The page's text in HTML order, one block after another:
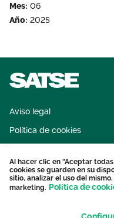
Mes: 06
Año: 2025
Aviso legal
Política de cookies
Protección datos
Contacto
Al hacer clic en “Aceptar
cookies se guarden en su
sitio, analizar el uso del
marketing. Política de